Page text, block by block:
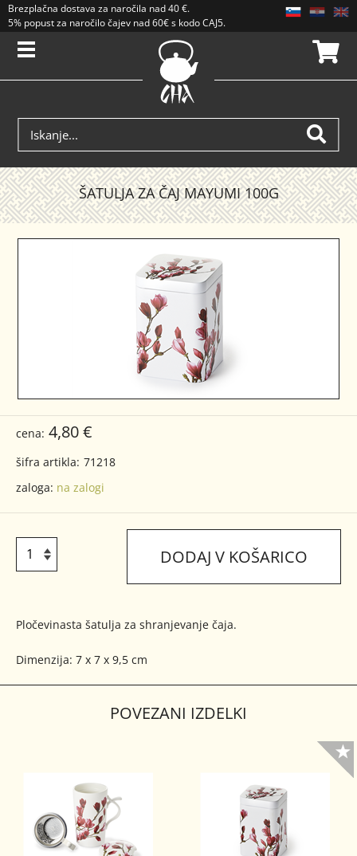
Brezplačna dostava za naročila nad40 €.
5% popust za naročilo čajev nad 60€ s kodo CAJ5. Popusti se ne seštevajo.
ŠATULJA ZA ČAJ MAYUMI 100G
cena: 4,80 €
šifra artikla: 71218
zaloga: na zalogi
DODAJ V KOŠARICO
Pločevinasta šatulja za shranjevanje čaja.
Dimenzija: 7 x 7 x 9,5 cm
POVEZANI IZDELKI